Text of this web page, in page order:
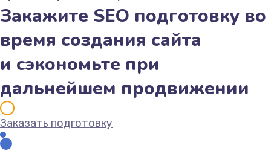
Закажите SEO подготовку во
время создания сайта
и сэкономьте при
дальнейшем продвижении
Заказать подготовку